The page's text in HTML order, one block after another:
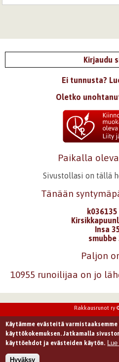
Kirjaudu
Ei tunnusta?
Oletko
Paikalla
Sivustollasi on tällä
Tänään
Insa
smubbe
Paljon
10955 runoilijaa on jo
Rakkausrunot ry
Käytämme evästeitä
käyttökokemuksen. Jatkamalla
käyttöehdot ja evästeiden käytön.
Hyväksy